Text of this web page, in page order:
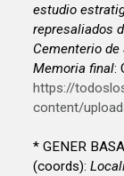
estudio
represaliados
Cementerio de
Memoria final:
https://
content/
* GENER
(coords):